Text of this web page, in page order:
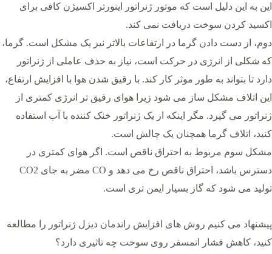
این به این دلیل است که موتور ژنراتور اینورتر اکسیژن کافی برای
اکسید کردن سوخت دریافت نمی کند.
دوم، از دست دادن گرما در ارتفاعات بالاتر نیز یک مشکل است. گرما،
که شکلی از انرژی در حرکت است، نیاز به حذف عاملی از ژنراتور
دارد تا بتواند به طور موثر کار کند. با رقیق شدن هوا با افزایش ارتفاع،
این اتلاف مشکل ساز می شود زیرا هوای رقیق تر انرژی کمتری از
ژنراتور می گیرد. مگر اینکه از یک ژنراتور خنک کننده با آب استفاده
کنید، اتلاف گرما همچنان یک چالش است.
مشکل سوم مربوط به احتراق ناقص است. اگر هوای کمتری در
دسترس باشد، احتراق ناقص رخ می دهد و CO مضر به جای CO2
تولید می شود که گاز بسیار ایمن تری است.
پیشنهاد می کنیم روش های افزایش راندمان دیزل ژنراتور را مطالعه
کنید، کاهش فشار اتمسفر روی سوخت چه تاثیری دارد؟